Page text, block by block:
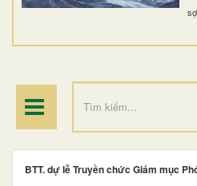
ĐIỂM HÀNH HƯƠNG
BTT. dự lễ Truyền chức Giám mục